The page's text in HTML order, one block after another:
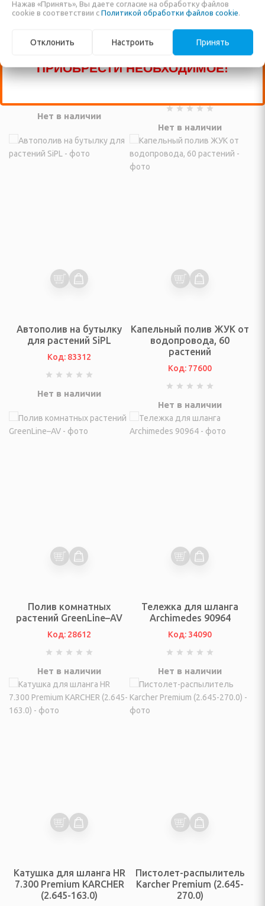
НЕ ВНЕСЕНЫ В НАШ КАТАЛОГ!
ЗВОНИТЕ ПО НАШИМ ТЕЛЕФОНАМ, ИЛИ
ПИШИТЕ В ЧАТ И МЫ ПОМОЖЕМ ВАМ
ПРИОБРЕСТИ НЕОБХОДИМОЕ!
для одежды
ПО УХОДУ ЗА
ГИГИЕНА, УХОД ЗА
и выпрямления
накидки, фартуки
волос,
животных
автопоилки для
чистки
Код: 83311
Нет в наличии
Автополив на бутылку
подставкой SiPL
Нет в наличии
Автополив на бутылку
для растений SiPL
Код: 83312
Нет в наличии
Капельный полив ЖУК от
водопровода, 60
растений
Код: 77600
Нет в наличии
Полив комнатных
растений GreenLine–AV
Код: 28612
Нет в наличии
Тележка для шланга
Archimedes 90964
Код: 34090
Нет в наличии
Катушка для шланга HR
7.300 Premium KARCHER
(2.645-163.0)
Пистолет-распылитель
Karcher Premium (2.645-
270.0)
Нажав «Принять», Вы даете согласие на обработку файлов
cookie в соответствии с Политикой обработки файлов cookie.
Отклонить Настроить Принять